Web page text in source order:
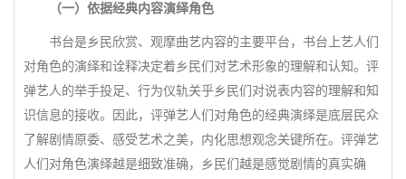
（一）依据经典内容演绎角色
书台是乡民欣赏、观摩曲艺内容的主要平台，书台上艺人们
对角色的演绎和诠释决定着乡民们对艺术形象的理解和认知。评
弹艺人的举手投足、行为仪轨关乎乡民们对说表内容的理解和知
识信息的接收。因此，评弹艺人们对角色的经典演绎是底层民众
了解剧情原委、感受艺术之美，内化思想观念关键所在。评弹艺
人们对角色演绎越是细致准确，乡民们越是感觉剧情的真实确